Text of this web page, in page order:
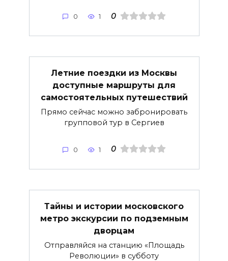
0 1 0
Летние поездки из Москвы
доступные маршруты для
самостоятельных путешествий
Прямо сейчас можно забронировать
групповой тур в Сергиев
0 1 0
Тайны и истории московского
метро экскурсии по подземным
дворцам
Отправляйся на станцию «Площадь
Революции» в субботу